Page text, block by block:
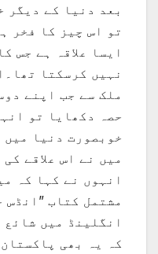
بعد دنیا کے دیگر
تو اس چیز کا فخر
ایسا علاقہ ہے جس
نہیں کرسکتا
ملک سے جب اپنے
حصہ دکھایا تو
خوبصورت دنیا میں
میں نے اس علاقے کی
انہوں نے کہا کہ
مشتمل کتاب ”انڈس
انگلینڈ میں شائع
کہ یہ بھی پاکستان